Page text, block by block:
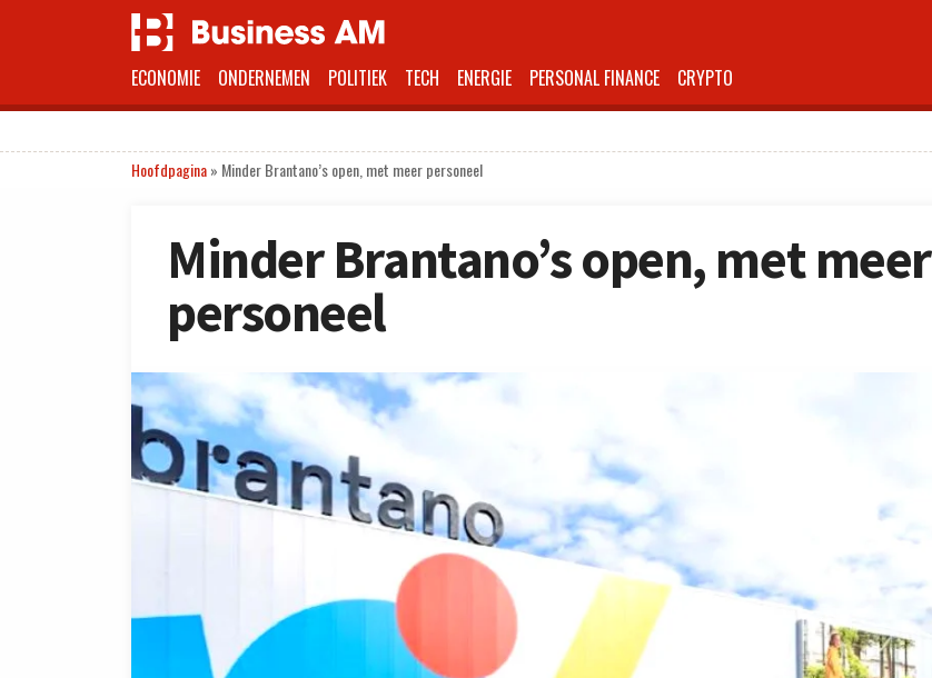
ECONOMIE ONDERNEMEN POLITIEK TECH ENERGIE PERSONAL FINANCE CRYPTO
Hoofdpagina» Minder Brantano’s open, met meer personeel
Minder Brantano’s open, met meer
personeel